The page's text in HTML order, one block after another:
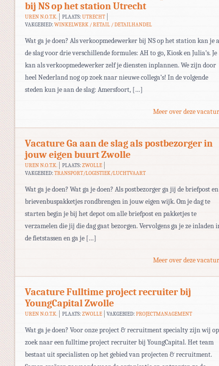
bij NS op het station Utrecht
UREN N.O.T.K. PLAATS: UTRECHT
VAKGEBIED: WINKELWERK / RETAIL / DETAILHANDEL
Wat ga je doen? Als verkoopmedewerker bij NS op het station kan je
de slag voor drie verschillende formules: AH to go, Kiosk en Julia’s. Je
kan als verkoopmedewerker zelf je diensten inplannen. We zijn door
heel Nederland nog op zoek naar nieuwe collega’s! In de volgende
steden kun je aan de slag: Amersfoort, […]
Meer over deze
Vacature Ga aan de slag als postbezorger in
jouw eigen buurt Zwolle
UREN N.O.T.K. PLAATS: ZWOLLE
VAKGEBIED: TRANSPORT/LOGISTIEK/LUCHTVAART
Wat ga je doen? Wat ga je doen? Als postbezorger ga jij de briefpost en
brievenbuspakketjes rondbrengen in jouw eigen wijk. Om je dag te
starten begin je bij het depot om alle briefpost en pakketjes te
verzamelen die jij die dag gaat bezorgen. Vervolgens ga je ze inladen
de fietstassen en ga je […]
Meer over deze
Vacature Fulltime project recruiter bij
YoungCapital Zwolle
UREN N.O.T.K. PLAATS: ZWOLLE VAKGEBIED:PROJECTMANAGEMENT
Wat ga je doen? Voor onze project & recruitment specialty zijn wij op
zoek naar een fulltime project recruiter bij YoungCapital. Het team
bestaat uit specialisten op het gebied van projecten & recruitment.